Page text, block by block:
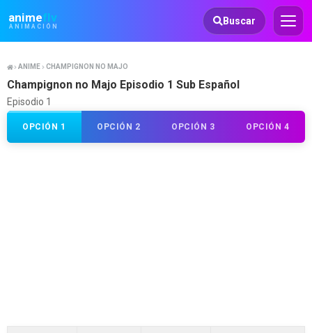
animeflv
ANIMACIÓN
Animeflv Buscar
ANIME CHAMPIGNON NO MAJO
Champignon no Majo Episodio 1 Sub Español
Episodio 1
OPCIÓN 1 OPCIÓN 2 OPCIÓN 3 OPCIÓN 4